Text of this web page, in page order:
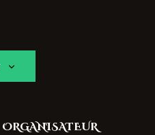
ORGANISATEUR